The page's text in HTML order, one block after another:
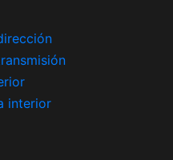
interior